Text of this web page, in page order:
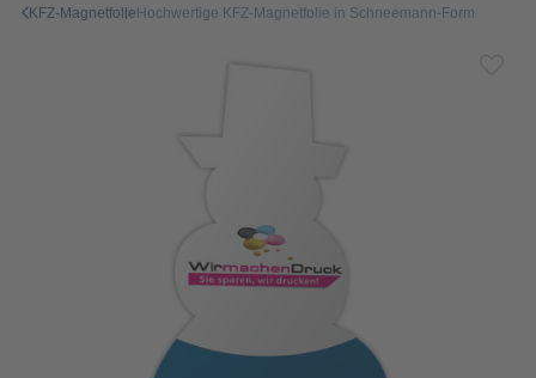
KFZ-MagnetfolieHochwertige KFZ-Magnetfolie in Schneemann-Form